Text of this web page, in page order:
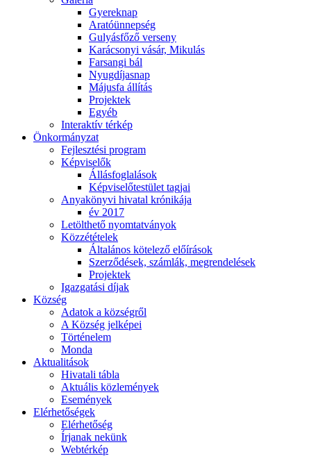
Gyereknap
Aratóünnepség
Gulyásfőző verseny
Karácsonyi vásár, Mikulás
Farsangi bál
Nyugdíjasnap
Májusfa állítás
Projektek
Egyéb
Interaktív térkép
Önkormányzat
Fejlesztési program
Képviselők
Állásfoglalások
Képviselőtestület tagjai
Anyakönyvi hivatal krónikája
év 2017
Letölthető nyomtatványok
Közzétételek
Általános kötelező előírások
Szerződések, számlák, megrendelések
Projektek
Igazgatási díjak
Község
Adatok a községről
A Község jelképei
Történelem
Monda
Aktualitások
Hivatali tábla
Aktuális közlemények
Események
Elérhetőségek
Elérhetőség
Írjanak nekünk
Webtérkép